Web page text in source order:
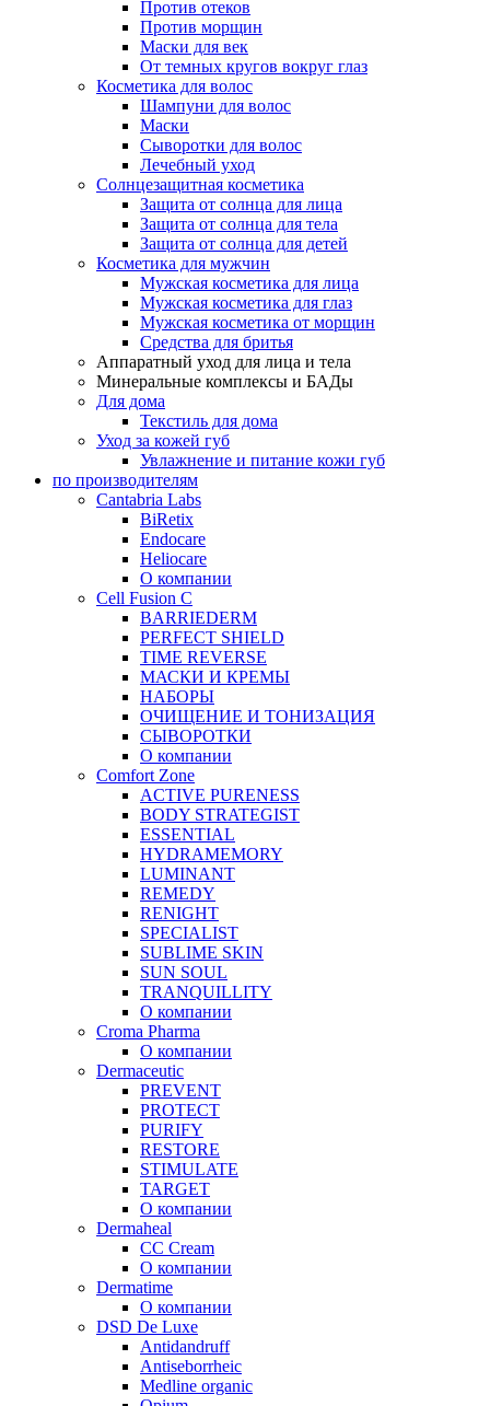
Против отеков
Против морщин
Маски для век
От темных кругов вокруг глаз
Косметика для волос
Шампуни для волос
Маски
Сыворотки для волос
Лечебный уход
Солнцезащитная косметика
Защита от солнца для лица
Защита от солнца для тела
Защита от солнца для детей
Косметика для мужчин
Мужская косметика для лица
Мужская косметика для глаз
Мужская косметика от морщин
Средства для бритья
Аппаратный уход для лица и тела
Минеральные комплексы и БАДы
Для дома
Текстиль для дома
Уход за кожей губ
Увлажнение и питание кожи губ
по производителям
Cantabria Labs
BiRetix
Endocare
Heliocare
О компании
Cell Fusion C
BARRIEDERM
PERFECT SHIELD
TIME REVERSE
МАСКИ И КРЕМЫ
НАБОРЫ
ОЧИЩЕНИЕ И ТОНИЗАЦИЯ
СЫВОРОТКИ
О компании
Comfort Zone
ACTIVE PURENESS
BODY STRATEGIST
ESSENTIAL
HYDRAMEMORY
LUMINANT
REMEDY
RENIGHT
SPECIALIST
SUBLIME SKIN
SUN SOUL
TRANQUILLITY
О компании
Croma Pharma
О компании
Dermaceutic
PREVENT
PROTECT
PURIFY
RESTORE
STIMULATE
TARGET
О компании
Dermaheal
CC Cream
О компании
Dermatime
О компании
DSD De Luxe
Antidandruff
Antiseborrheic
Medline organic